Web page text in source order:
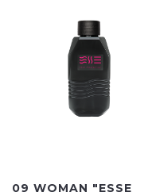
09 WOMAN "ESSE